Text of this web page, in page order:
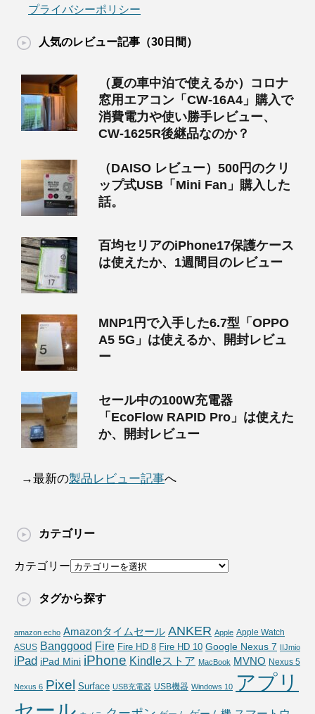
プライバシーポリシー
人気のレビュー記事（30日間）
（夏の車中泊で使えるか）コロナ
窓用エアコン「CW-16A4」購入で
消費電力や使い勝手レビュー、
CW-1625R後継品なのか？
（DAISO レビュー）500円のクリ
ップ式USB「Mini Fan」購入した
話。
百均セリアのiPhone17保護ケース
は使えたか、1週間目のレビュー
MNP1円で入手した6.7型「OPPO
A5 5G」は使えるか、開封レビュ
ー
セール中の100W充電器
「EcoFlow RAPID Pro」は使えた
か、開封レビュー
→最新の製品レビュー記事へ
カテゴリー
カテゴリー
タグから探す
amazon echo Amazonタイムセール ANKER Apple Apple Watch
ASUS Banggood Fire Fire HD 8 Fire HD 10 Google Nexus 7 IIJmio
iPad iPad Mini iPhone Kindleストア MacBook MVNO Nexus 5
Nexus 6 Pixel Surface USB充電器 USB機器 Windows 10 アプリ